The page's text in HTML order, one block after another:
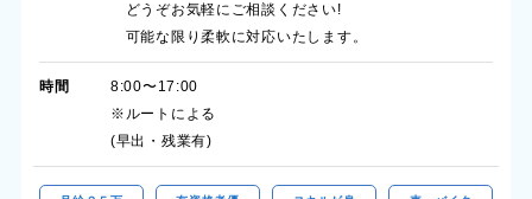
どうぞお気軽にご相談ください!
可能な限り柔軟に対応いたします。
時間
8:00〜17:00
※ルートによる
(早出・残業有)